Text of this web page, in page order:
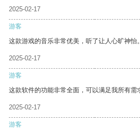
2025-02-17
游客
这款游戏的音乐非常优美，听了让人心旷神怡。
2025-02-17
游客
这款软件的功能非常全面，可以满足我所有需
2025-02-17
游客